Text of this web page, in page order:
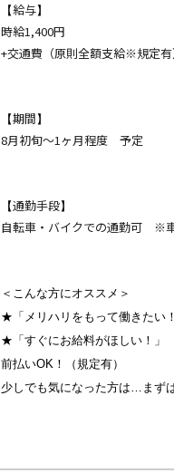
【 給与】
時給1,400円
+交通費（原則全額支給※規定有
【期間 】
8月初旬～1ヶ月程度 予定
【通勤手段】
自転車・バイクでの通勤可 ※
＜こんな方にオススメ＞
★「メリハリをもって働きたい！
★「すぐにお給料がほしい！」
前払いOK！（規定有）
少しでも気になった方は…まず